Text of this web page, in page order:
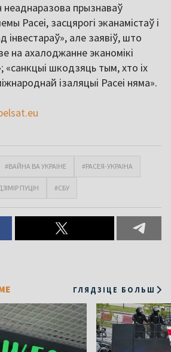
неаднаразова прызнаваў
Расеі, засцярогі эканамістаў і
інвестараў», але заявіў, што
на ахалоджанне эканомікі
«санкцыі шкодзяць тым, хто іх
ізаляцыі Расеі няма».
#ВАЙНА ВА УКРАІНЕ #РАСЕЯ-УКРАІНА
ПУЦІН #СБУ
ГЛЯДЗІЦЕ БОЛЬШ